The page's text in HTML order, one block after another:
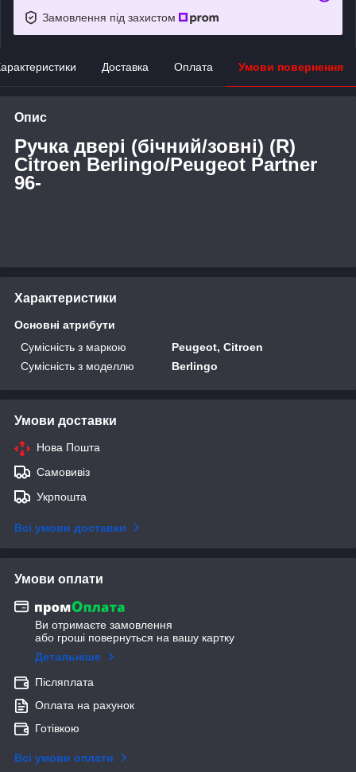
Замовлення під захистом
Доставка Оплата Умови повернення
Опис
Ручка двері (бічний/зовні) (R)
Citroen Berlingo/Peugeot Partner
96-
Характеристики
Основні атрибути
Сумісність з маркою
Peugeot, Citroen
Сумісність з моделлю
Berlingo
Умови доставки
Нова Пошта
Самовивіз
Укрпошта
Всі умови доставки
Умови оплати
Ви отримаєте замовлення
або гроші повернуться на вашу картку
Детальніше
Післяплата
Оплата на рахунок
Готівкою
Всі умови оплати